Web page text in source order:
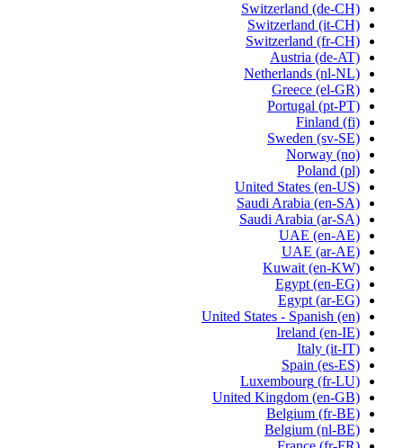
Switzerland (de-CH)
Switzerland (it-CH)
Switzerland (fr-CH)
Austria (de-AT)
Netherlands (nl-NL)
Greece (el-GR)
Portugal (pt-PT)
Finland (fi)
Sweden (sv-SE)
Norway (no)
Poland (pl)
United States (en-US)
Saudi Arabia (en-SA)
Saudi Arabia (ar-SA)
UAE (en-AE)
UAE (ar-AE)
Kuwait (en-KW)
Egypt (en-EG)
Egypt (ar-EG)
United States - Spanish (en)
Ireland (en-IE)
Italy (it-IT)
Spain (es-ES)
Luxembourg (fr-LU)
United Kingdom (en-GB)
Belgium (fr-BE)
Belgium (nl-BE)